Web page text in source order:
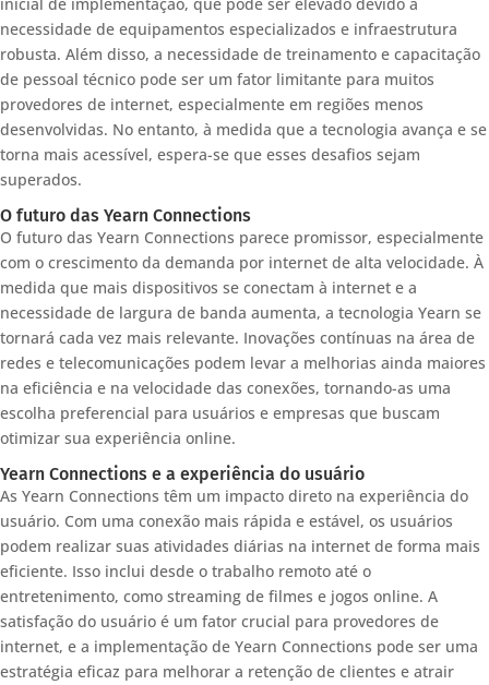
necessidade de equipamentos especializados e infraestrutura
robusta. Além disso, a necessidade de treinamento e capacitação
de pessoal técnico pode ser um fator limitante para muitos
provedores de internet, especialmente em regiões menos
desenvolvidas. No entanto, à medida que a tecnologia avança e se
torna mais acessível, espera-se que esses desafios sejam
superados.
O futuro das Yearn Connections
O futuro das Yearn Connections parece promissor, especialmente
com o crescimento da demanda por internet de alta velocidade. À
medida que mais dispositivos se conectam à internet e a
necessidade de largura de banda aumenta, a tecnologia Yearn se
tornará cada vez mais relevante. Inovações contínuas na área de
redes e telecomunicações podem levar a melhorias ainda maiores
na eficiência e na velocidade das conexões, tornando-as uma
escolha preferencial para usuários e empresas que buscam
otimizar sua experiência online.
Yearn Connections e a experiência do usuário
As Yearn Connections têm um impacto direto na experiência do
usuário. Com uma conexão mais rápida e estável, os usuários
podem realizar suas atividades diárias na internet de forma mais
eficiente. Isso inclui desde o trabalho remoto até o
entretenimento, como streaming de filmes e jogos online. A
satisfação do usuário é um fator crucial para provedores de
internet, e a implementação de Yearn Connections pode ser uma
estratégia eficaz para melhorar a retenção de clientes e atrair